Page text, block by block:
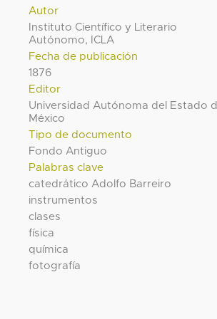
Autor
Instituto Científico y Literario
Autónomo, ICLA
Fecha de publicación
1876
Editor
Universidad Autónoma del Estado
México
Tipo de documento
Fondo Antiguo
Palabras clave
catedrático Adolfo Barreiro
instrumentos
clases
física
química
fotografía